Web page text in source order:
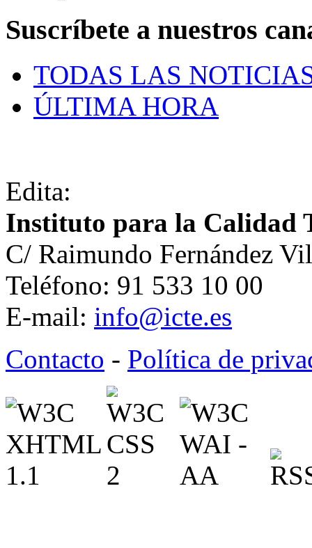
Suscríbete a nuestros
TODAS LAS
ÚLTIMA HORA
Edita:
Instituto para la Calidad
C/ Raimundo Fernández
Teléfono: 91 533 10 00
E-mail: info@icte.es
Contacto - Política de